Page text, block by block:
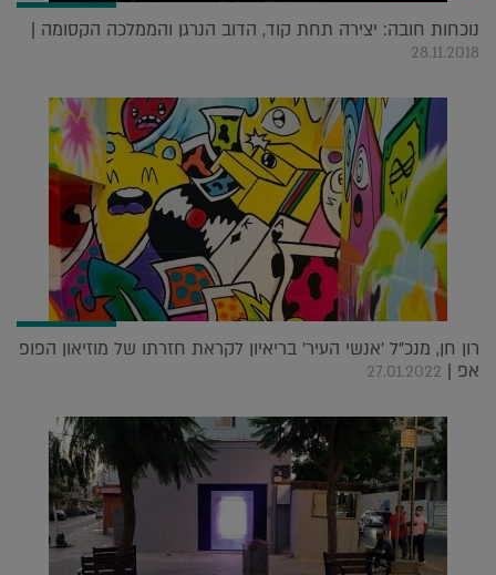
נוכחות חובה: יצירה תחת קוד, הדוב הנרגן והממלכה הקסומה |
28.11.2018
רון חן, מנכ"ל 'אנשי העיר' בריאיון לקראת חזרתו של מוזיאון הפופ
אפ | 27.01.2022